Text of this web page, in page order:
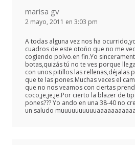
marisa gv
2 mayo, 2011 en 3:03 pm
A todas alguna vez nos ha
cuadros de este otoño que no me
cogiendo polvo.en fin.Yo
botas,quizás tú no te ves porque
con unos pitillos las rellenas,déjalas
que te las pones.Muchas veces el
que no nos veamos con ciertas
coco,je,je,je.Por cierto la blazer de
pones??? Yo ando en una 38-40 no
un saludo